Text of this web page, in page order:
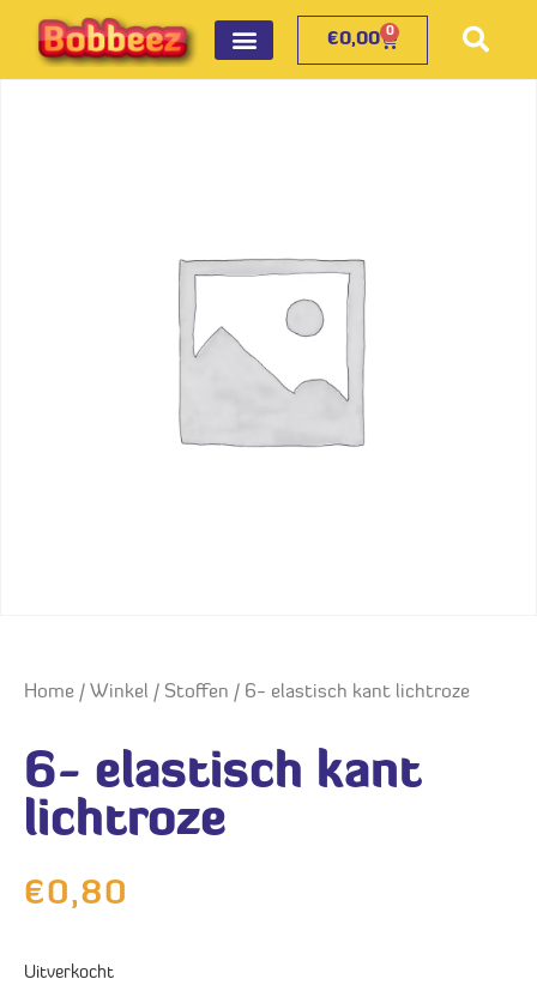
€0,00 0
Home / Winkel / Stoffen / 6- elastisch kant lichtroze
6- elastisch kant
lichtroze
€0,80
Uitverkocht